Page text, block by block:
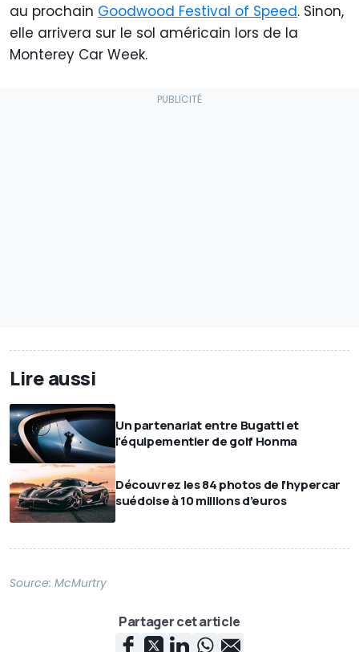
au prochain Goodwood Festival of Speed. Sinon,
elle arrivera sur le sol américain lors de la
Monterey Car Week.
Lire aussi
Un partenariat entre Bugatti et
l'équipementier de golf Honma
Découvrez les 84 photos de l’hypercar
suédoise à 10 millions d’euros
Source: McMurtry
Partager cet article